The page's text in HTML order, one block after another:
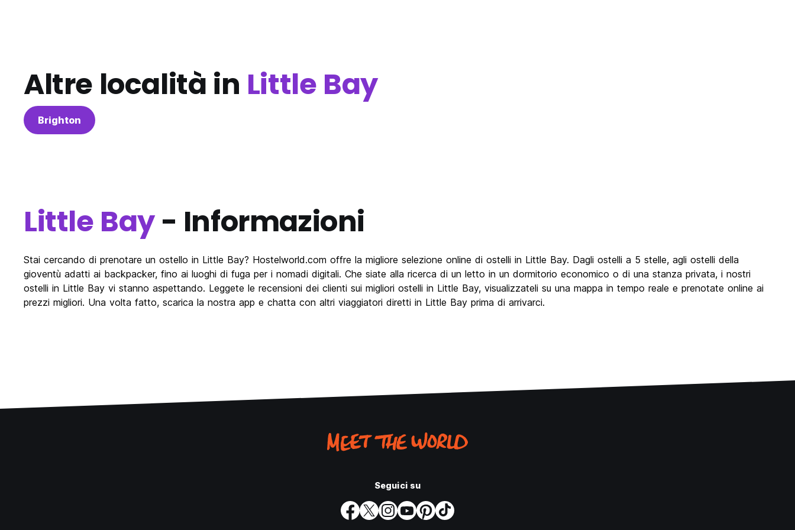
Altre località in Little Bay
Brighton
Little Bay- Informazioni
Stai cercando di prenotare un ostello in Little Bay? Hostelworld.com offre la migliore selezione online di ostelli in Little Bay. Dagli ostelli a 5 stelle, agli ostelli della
gioventù adatti ai backpacker, fino ai luoghi di fuga per i nomadi digitali. Che siate alla ricerca di un letto in un dormitorio economico o di una stanza privata, i nostri
ostelli in Little Bay vi stanno aspettando. Leggete le recensioni dei clienti sui migliori ostelli in Little Bay, visualizzateli su una mappa in tempo reale e prenotate online ai
prezzi migliori. Una volta fatto, scarica la nostra app e chatta con altri viaggiatori diretti in Little Bay prima di arrivarci.
Seguici su